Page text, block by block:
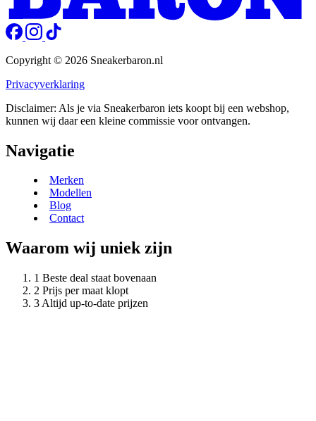
Copyright © 2026 Sneakerbaron.nl
Privacyverklaring
Disclaimer: Als je via Sneakerbaron iets koopt bij een webshop,
kunnen wij daar een kleine commissie voor ontvangen.
Navigatie
Merken
Modellen
Blog
Contact
Waarom wij uniek zijn
Beste deal staat bovenaan
Prijs per maat klopt
Altijd up-to-date prijzen